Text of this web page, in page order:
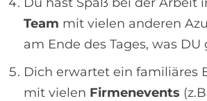
Team mit vielen anderen
am Ende des Tages, was
Dich erwartet ein familiäres
mit vielen Firmenevents